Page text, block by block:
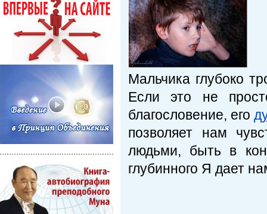
Мальчика глубоко
Если это не
благословение, его
позволяет нам
людьми, быть в
глубинного Я дает